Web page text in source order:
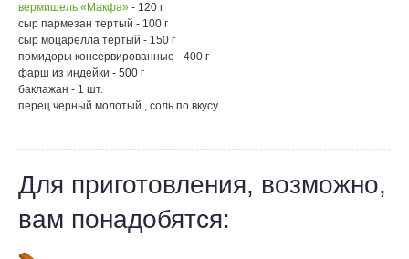
вермишель «Макфа» - 120 г
сыр пармезан тертый - 100 г
сыр моцарелла тертый - 150 г
помидоры консервированные - 400 г
фарш из индейки - 500 г
баклажан - 1 шт.
перец черный молотый , соль по вкусу
Для приготовления, возможно,
вам понадобятся: